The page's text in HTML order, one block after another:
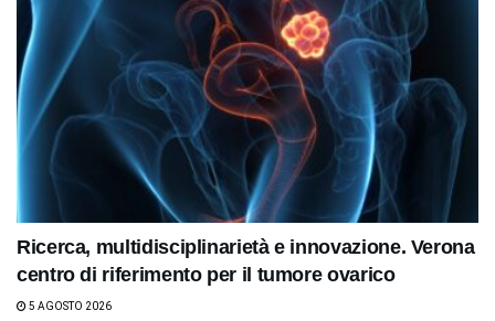
Ricerca, multidisciplinarietà e innovazione. Verona
centro di riferimento per il tumore ovarico
5 AGOSTO 2026